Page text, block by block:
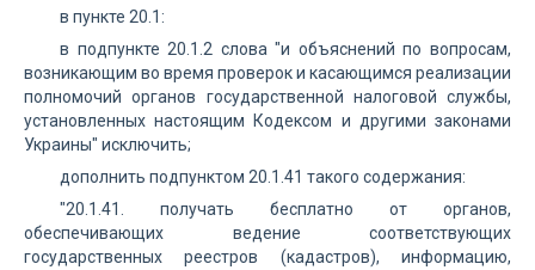
в пункте 20.1:
в подпункте 20.1.2 слова "и объяснений по вопросам,
возникающим во время проверок и касающимся реализации
полномочий органов государственной налоговой службы,
установленных настоящим Кодексом и другими законами
Украины" исключить;
дополнить подпунктом 20.1.41 такого содержания:
"20.1.41. получать бесплатно от органов,
обеспечивающих ведение соответствующих
государственных реестров (кадастров), информацию,